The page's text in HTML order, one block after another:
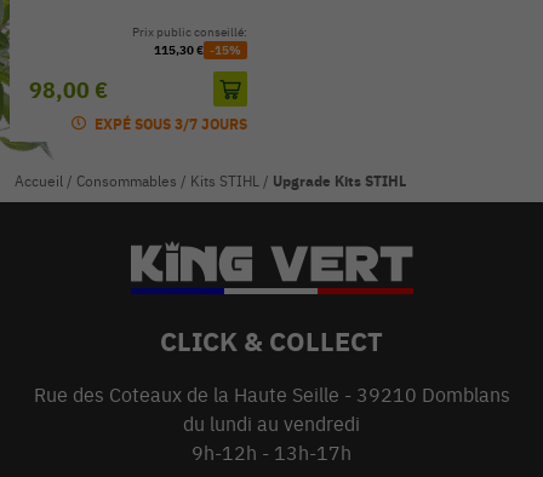
98,00 €
Prix public conseillé:
115,30 € -15%
EXPÉ SOUS 3/7 JOURS
Accueil / Consommables / Kits STIHL / Upgrade Kits STIHL
CLICK & COLLECT
Rue des Coteaux de la Haute Seille - 39210 Domblans
du lundi au vendredi
9h-12h - 13h-17h